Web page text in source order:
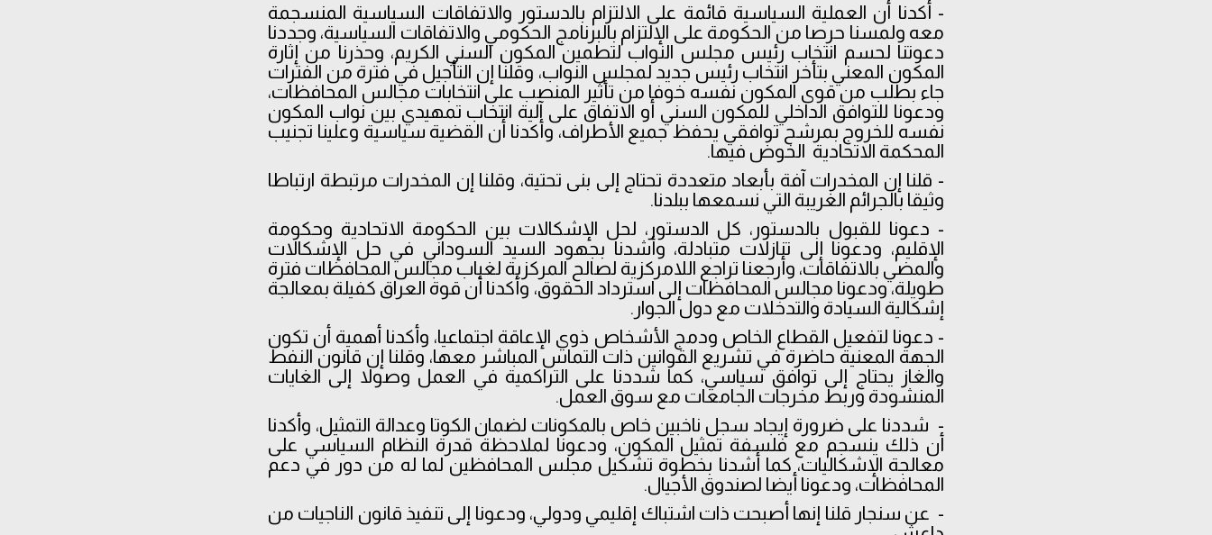
- أكدنا أن العملية السياسية قائمة على الالتزام بالدستور والاتفاقات السياسية المنسجمة
معه ولمسنا حرصا من الحكومة على الإلتزام بالبرنامج الحكومي والاتفاقات السياسية، وجددنا
دعوتنا لحسم انتخاب رئيس مجلس النواب لتطمين المكون السني الكريم، وحذرنا من إثارة
المكون المعني بتأخر انتخاب رئيس جديد لمجلس النواب، وقلنا إن التأجيل في فترة من الفترات
جاء بطلب من قوى المكون نفسه خوفا من تأثير المنصب على انتخابات مجالس المحافظات،
ودعونا للتوافق الداخلي للمكون السني أو الاتفاق على آلية انتخاب تمهيدي بين نواب المكون
نفسه للخروج بمرشح توافقي يحفظ جميع الأطراف، وأكدنا أن القضية سياسية وعلينا تجنيب
المحكمة الاتحادية الخوض فيها.
- قلنا إن المخدرات آفة بأبعاد متعددة تحتاج إلى بنى تحتية، وقلنا إن المخدرات مرتبطة ارتباطا
وثيقا بالجرائم الغريبة التي نسمعها ببلدنا.
- دعونا للقبول بالدستور، كل الدستور، لحل الإشكالات بين الحكومة الاتحادية وحكومة
الإقليم، ودعونا إلى تنازلات متبادلة، وأشدنا بجهود السيد السوداني في حل الإشكالات
والمضي بالاتفاقات، وأرجعنا تراجع اللامركزية لصالح المركزية لغياب مجالس المحافظات فترة
طويلة، ودعونا مجالس المحافظات إلى استرداد الحقوق، وأكدنا أن قوة العراق كفيلة بمعالجة
إشكالية السيادة والتدخلات مع دول الجوار.
- دعونا لتفعيل القطاع الخاص ودمج الأشخاص ذوي الإعاقة اجتماعيا، وأكدنا أهمية أن تكون
الجهة المعنية حاضرة في تشريع القوانين ذات التماس المباشر معها، وقلنا إن قانون النفط
والغاز يحتاج إلى توافق سياسي، كما شددنا على التراكمية في العمل وصولا إلى الغايات
المنشودة وربط مخرجات الجامعات مع سوق العمل.
- شددنا على ضرورة إيجاد سجل ناخبين خاص بالمكونات لضمان الكوتا وعدالة التمثيل، وأكدنا
أن ذلك ينسجم مع فلسفة تمثيل المكون، ودعونا لملاحظة قدرة النظام السياسي على
معالجة الإشكاليات، كما أشدنا بخطوة تشكيل مجلس المحافظين لما له من دور في دعم
المحافظات، ودعونا أيضا لصندوق الأجيال.
- عن سنجار قلنا إنها أصبحت ذات اشتباك إقليمي ودولي، ودعونا إلى تنفيذ قانون الناجيات من